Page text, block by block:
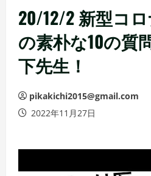
20/12/2 新型コ
の素朴な10の質
下先生！
pikakichi2015@gmail.com
2022年11月27日